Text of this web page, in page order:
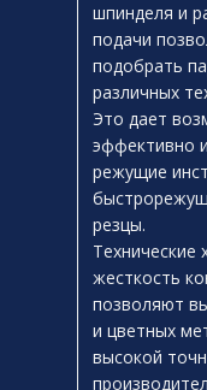
шпинделя и
подачи
подобрать
различных
Это дает
эффективно
режущие
резцы.
Технические
жесткость
позволяют
и цветных
высокой